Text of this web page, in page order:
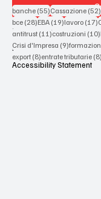
Terms & Conditions
Privacy Policy
Accessibility Statement
banche (55)55 post
Cassazione (52)
bce (28)28 post
EBA (19)19 post
lavoro (17)
antitrust (11)11 post
costruzioni (10)
Crisi d'Impresa (9)9 post
export (8)8 post
entrate tributarie (8)